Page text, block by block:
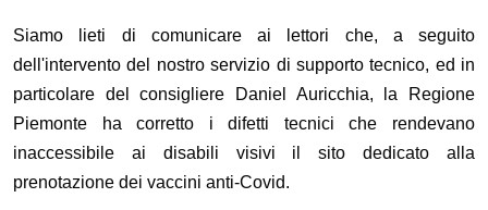
Siamo lieti di comunicare ai lettori che, a seguito
dell'intervento del nostro servizio di supporto tecnico, ed in
particolare del consigliere Daniel Auricchia, la Regione
Piemonte ha corretto i difetti tecnici che rendevano
inaccessibile ai disabili visivi il sito dedicato alla
prenotazione dei vaccini anti-Covid.